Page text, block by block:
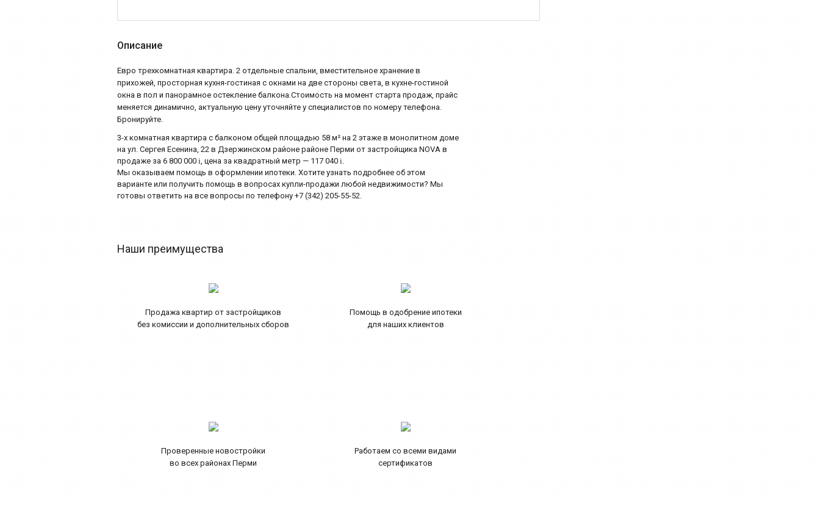
Описание
Евро трехкомнатная квартира. 2 отдельные спальни, вместительное хранение в
прихожей, просторная кухня-гостиная с окнами на две стороны света, в кухне-гостиной
окна в пол и панорамное остекление балкона.Стоимость на момент старта продаж, прайс
меняется динамично, актуальную цену уточняйте у специалистов по номеру телефона.
Бронируйте.
3-х комнатная квартира с балконом общей площадью 58 м² на 2 этаже в монолитном доме
на ул. Сергея Есенина, 22 в Дзержинском районе районе Перми от застройщика NOVA в
продаже за 6 800 000 i, цена за квадратный метр — 117 040 i.
Мы оказываем помощь в оформлении ипотеки. Хотите узнать подробнее об этом
варианте или получить помощь в вопросах купли-продажи любой недвижимости? Мы
готовы ответить на все вопросы по телефону +7 (342) 205-55-52.
Наши преимущества
Продажа квартир от застройщиков
без комиссии и дополнительных сборов
Помощь в одобрение ипотеки
для наших клиентов
Проверенные новостройки
во всех районах Перми
Работаем со всеми видами
сертификатов